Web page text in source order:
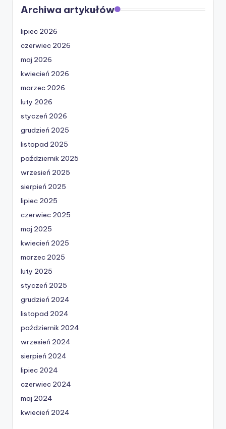
Archiwa artykułów
lipiec 2026
czerwiec 2026
maj 2026
kwiecień 2026
marzec 2026
luty 2026
styczeń 2026
grudzień 2025
listopad 2025
październik 2025
wrzesień 2025
sierpień 2025
lipiec 2025
czerwiec 2025
maj 2025
kwiecień 2025
marzec 2025
luty 2025
styczeń 2025
grudzień 2024
listopad 2024
październik 2024
wrzesień 2024
sierpień 2024
lipiec 2024
czerwiec 2024
maj 2024
kwiecień 2024